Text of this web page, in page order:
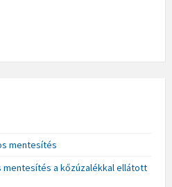
mentesítés
a kőzúzalékkal ellátott